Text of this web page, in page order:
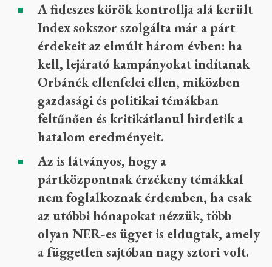
A fideszes körök kontrollja alá került
Index sokszor szolgálta már a párt
érdekeit az elmúlt három évben: ha
kell, lejárató kampányokat indítanak
Orbánék ellenfelei ellen, miközben
gazdasági és politikai témákban
feltűnően és kritikátlanul hirdetik a
hatalom eredményeit.
Az is látványos, hogy a
pártközpontnak érzékeny témákkal
nem foglalkoznak érdemben, ha csak
az utóbbi hónapokat nézzük, több
olyan NER-es ügyet is eldugtak, amely
a független sajtóban nagy sztori volt.